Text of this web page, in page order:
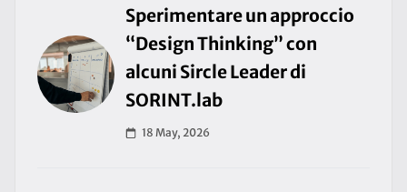
Sperimentare un approccio
“Design Thinking” con
alcuni Sircle Leader di
SORINT.lab
18 May, 2026